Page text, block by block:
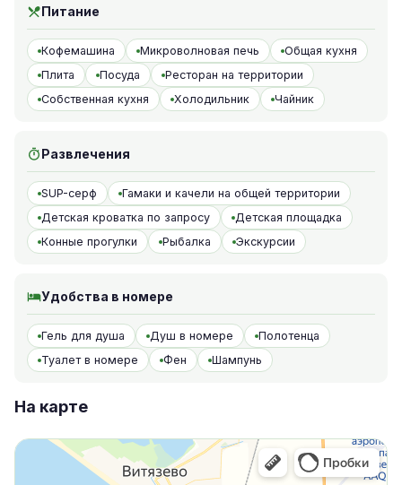
Питание
Кофемашина Микроволновая печь
Общая кухня
Плита
Посуда
Ресторан на территории
Собственная кухня
Холодильник Чайник
Развлечения
SUP-серф
Гамаки и качели на общей территории
Детская кроватка по запросу
Детская площадка
Конные прогулки
Рыбалка Экскурсии
Удобства в номере
Гель для душа Душ в номере
Полотенца
Туалет в номере
Фен Шампунь
На карте